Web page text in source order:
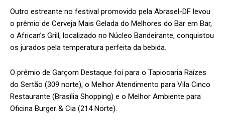
Outro estreante no festival promovido pela Abrasel-DF levou
o prêmio de Cerveja Mais Gelada do Melhores do Bar em Bar,
o African’s Grill, localizado no Núcleo Bandeirante, conquistou
os jurados pela temperatura perfeita da bebida.
O prêmio de Garçom Destaque foi para o Tapiocaria Raízes
do Sertão (309 norte), o Melhor Atendimento para Vila Cinco
Restaurante (Brasília Shopping) e o Melhor Ambiente para
Oficina Burger & Cia (214 Norte).